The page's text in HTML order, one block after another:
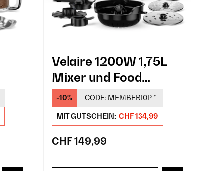
Velaire 1200W 1,75L
Mixer und Food
Processor Schwarz
-10% CODE: MEMBER10P*
MIT GUTSCHEIN: CHF 134,99
CHF 149,99